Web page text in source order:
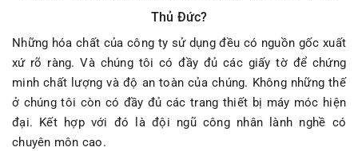
Thủ Đức?
Những hóa chất của công ty sử dụng đều có nguồn gốc xuất
xứ rõ ràng. Và chúng tôi có đầy đủ các giấy tờ để chứng
minh chất lượng và độ an toàn của chúng. Không những thế
ở chúng tôi còn có đầy đủ các trang thiết bị máy móc hiện
đại. Kết hợp với đó là đội ngũ công nhân lành nghề có
chuyên môn cao.